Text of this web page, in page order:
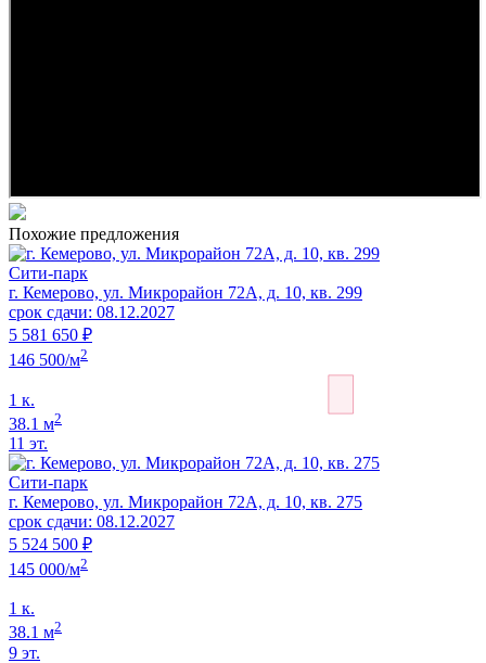
Похожие предложения
Сити-парк
г. Кемерово, ул. Микрорайон 72А, д. 10, кв. 299
срок сдачи: 08.12.2027
5 581 650 ₽
146 500/м2
1 к.
38.1 м2
11 эт.
Сити-парк
г. Кемерово, ул. Микрорайон 72А, д. 10, кв. 275
срок сдачи: 08.12.2027
5 524 500 ₽
145 000/м2
1 к.
38.1 м2
9 эт.